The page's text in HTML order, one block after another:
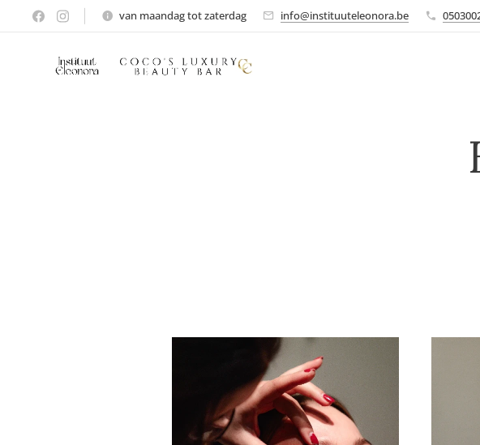
van maandag tot zaterdag info@instituuteleonora.be